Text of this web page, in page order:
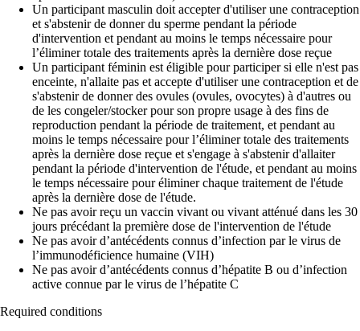
Un participant masculin doit accepter d'utiliser une contraception
et s'abstenir de donner du sperme pendant la période
d'intervention et pendant au moins le temps nécessaire pour
l’éliminer totale des traitements après la dernière dose reçue
Un participant féminin est éligible pour participer si elle n'est pas
enceinte, n'allaite pas et accepte d'utiliser une contraception et de
s'abstenir de donner des ovules (ovules, ovocytes) à d'autres ou
de les congeler/stocker pour son propre usage à des fins de
reproduction pendant la période de traitement, et pendant au
moins le temps nécessaire pour l’éliminer totale des traitements
après la dernière dose reçue et s'engage à s'abstenir d'allaiter
pendant la période d'intervention de l'étude, et pendant au moins
le temps nécessaire pour éliminer chaque traitement de l'étude
après la dernière dose de l'étude.
Ne pas avoir reçu un vaccin vivant ou vivant atténué dans les 30
jours précédant la première dose de l'intervention de l'étude
Ne pas avoir d’antécédents connus d’infection par le virus de
l’immunodéficience humaine (VIH)
Ne pas avoir d’antécédents connus d’hépatite B ou d’infection
active connue par le virus de l’hépatite C
Required conditions